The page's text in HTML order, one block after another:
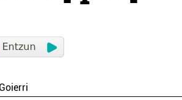
Goierri